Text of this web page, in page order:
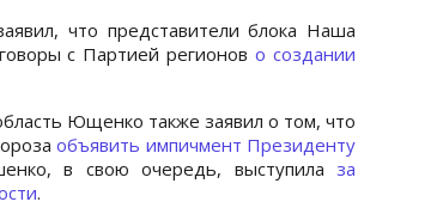
что представители блока Наша
с Партией регионово создании
Ющенко также заявил о том, что
объявить импичмент Президенту
в свою очередь, выступила за
.